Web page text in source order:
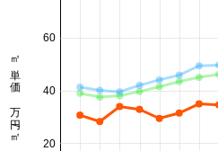
20
40
60
㎡単価 万円/㎡